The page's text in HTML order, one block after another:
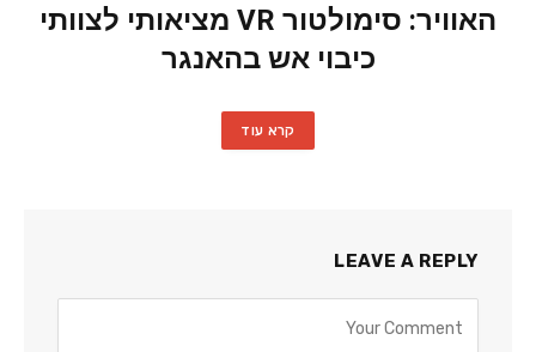
האוויר: סימולטור VR מציאותי לצוותי
כיבוי אש בהאנגר
קרא עוד
LEAVE A REPLY